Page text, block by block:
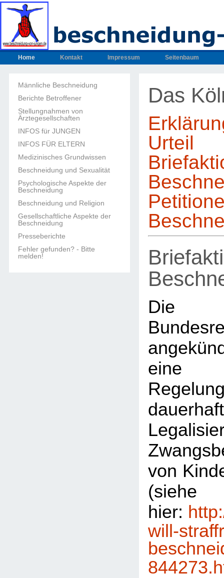
Home Kontakt Impressum Seitenbaum
Männliche Beschneidung
Berichte Betroffener
Stellungnahmen von
Ärztegesellschaften
INFOS für JUNGEN
INFOS FÜR ELTERN
Medizinisches Grundwissen
Beschneidung und Sexualität
Psychologische Aspekte der
Beschneidung
Beschneidung und Religion
Gesellschaftliche Aspekte der
Beschneidung
Presseberichte
Fehler gefunden? - Bitte
melden!
Das
Urteil
Die
eine
von
hier:
will-